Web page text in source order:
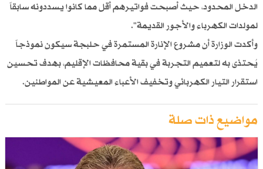
الدخل المحدود، حيث أصبحت فواتيرهم أقل مما كانوا يسددونه سابقاً
لمولدات الكهرباء والأجور القديمة".
وأكدت الوزارة أن مشروع الإنارة المستمرة في حلبجة سيكون نموذجاً
يُحتذى به لتعميم التجربة في بقية محافظات الإقليم، بهدف تحسين
استقرار التيار الكهربائي وتخفيف الأعباء المعيشية عن المواطنين.
مواضيع ذات صلة